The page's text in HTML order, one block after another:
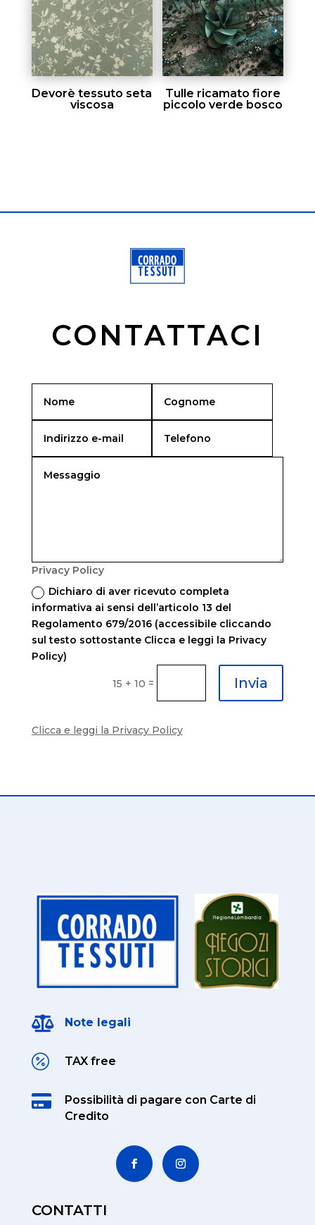
Devorè tessuto seta
viscosa
Tulle ricamato fiore
piccolo verde bosco
CONTATTACI
Privacy Policy
Dichiaro di aver ricevuto completa
informativa ai sensi dell’articolo 13 del
Regolamento 679/2016 (accessibile cliccando
sul testo sottostante Clicca e leggi la Privacy
Policy)
15 + 10 = Invia
Clicca e leggi la Privacy Policy
 Note legali
 TAX free
 Possibilità di pagare con Carte di
Credito
CONTATTI